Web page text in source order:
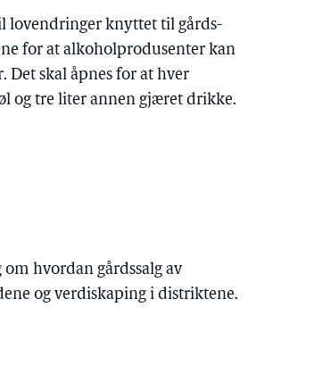
lovendringer knyttet til gårds-
for at alkoholprodusenter kan
Det skal åpnes for at hver
og tre liter annen gjæret drikke.
hvordan gårdssalg av
og verdiskaping i distriktene.